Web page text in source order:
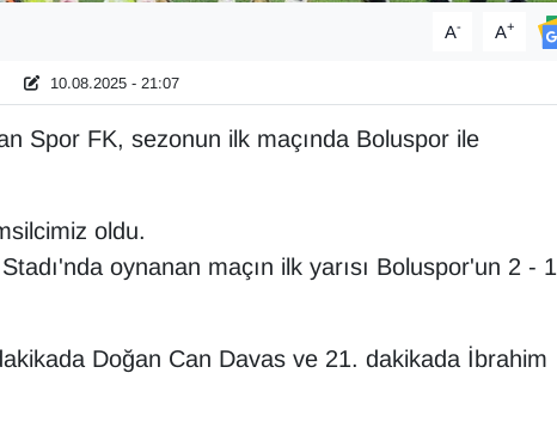
A- A+
10.08.2025 - 21:07
Spor FK, sezonun ilk maçında Boluspor ile
oldu.
oynanan maçın ilk yarısı Boluspor'un 2 - 1
Doğan Can Davas ve 21. dakikada İbrahim